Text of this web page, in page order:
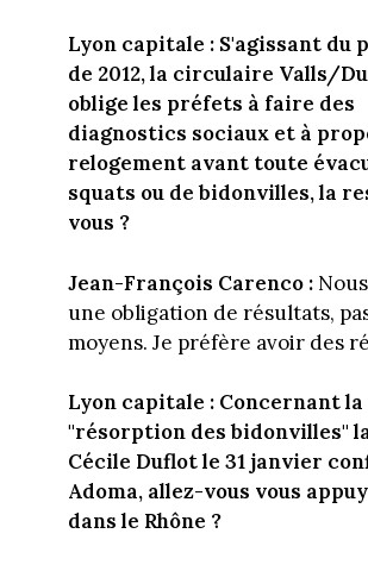
Lyon capitale :S'agissant du
de 2012, la circulaire Valls/
oblige les préfets à faire des
diagnostics sociaux et à
relogement avant toute
squats ou de bidonvilles, la
vous ?
Jean-François Carenco :
une obligation de résultats,
moyens. Je préfère avoir des
Lyon capitale :Concernant la
"résorption des bidonvilles"
Cécile Duflot le 31 janvier
Adoma, allez-vous vous
dans le Rhône ?